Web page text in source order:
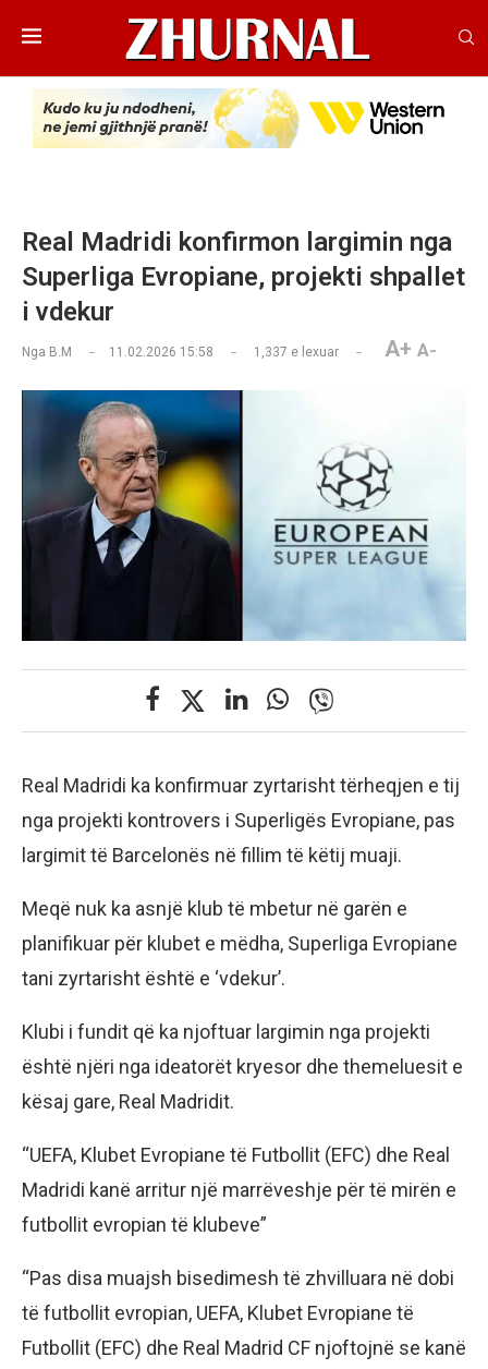
Real Madridi konfirmon largimin nga
Superliga Evropiane, projekti shpallet
i vdekur
Nga B.M 11.02.2026 15:58 1,337 e lexuar A+ A-
Real Madridi ka konfirmuar zyrtarisht tërheqjen e tij
nga projekti kontrovers i Superligës Evropiane, pas
largimit të Barcelonës në fillim të këtij muaji.
Meqë nuk ka asnjë klub të mbetur në garën e
planifikuar për klubet e mëdha, Superliga Evropiane
tani zyrtarisht është e ‘vdekur’.
Klubi i fundit që ka njoftuar largimin nga projekti
është njëri nga ideatorët kryesor dhe themeluesit e
kësaj gare, Real Madridit.
“UEFA, Klubet Evropiane të Futbollit (EFC) dhe Real
Madridi kanë arritur një marrëveshje për të mirën e
futbollit evropian të klubeve”
“Pas disa muajsh bisedimesh të zhvilluara në dobi
të futbollit evropian, UEFA, Klubet Evropiane të
Futbollit (EFC) dhe Real Madrid CF njoftojnë se kanë